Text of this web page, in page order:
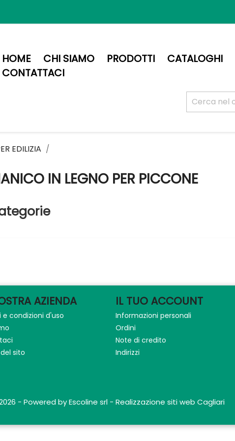
HOME CHI SIAMO PRODOTTI CATALOGHI
CONTATTACI
EDILIZIA
IN LEGNO PER PICCONE
AZIENDA
e condizioni d'uso
sito
IL TUO ACCOUNT
Informazioni personali
Ordini
Note di credito
Indirizzi
- Powered by Escoline srl - Realizzazione siti web Cagliari